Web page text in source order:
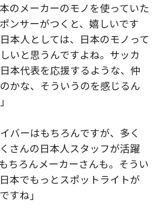
のメーカーのモノを使っていた
ンサーがつくと、嬉しいです
本人としては、日本のモノって
いと思うんですよね。サッカ
本代表を応援するような、仲
かな、そういうのを感じるん
バーはもちろんですが、多く
さんの日本人スタッフが活躍
ちろんメーカーさんも。そうい
本でもっとスポットライトが
すね」